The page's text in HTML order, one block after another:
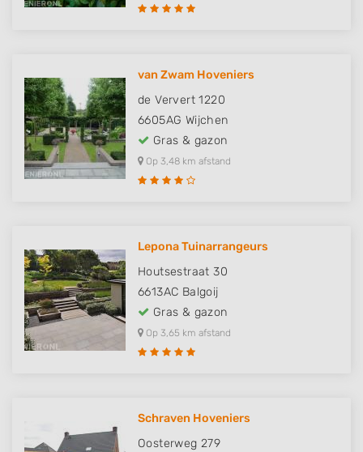
van Zwam Hoveniers
de Ververt 1220
6605AG Wijchen
Gras & gazon
Op 3,48 km afstand
Lepona Tuinarrangeurs
Houtsestraat 30
6613AC Balgoij
Gras & gazon
Op 3,65 km afstand
Schraven Hoveniers
Oosterweg 279